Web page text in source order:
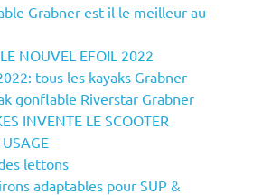
Grabner est-il le meilleur au
NOUVEL EFOIL 2022
tous les kayaks Grabner
gonflable Riverstar Grabner
INVENTE LE SCOOTER
lettons
adaptables pour SUP &